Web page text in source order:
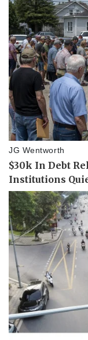
Pháp luật
Vụ án
Tin nóng
Tư vấn luật